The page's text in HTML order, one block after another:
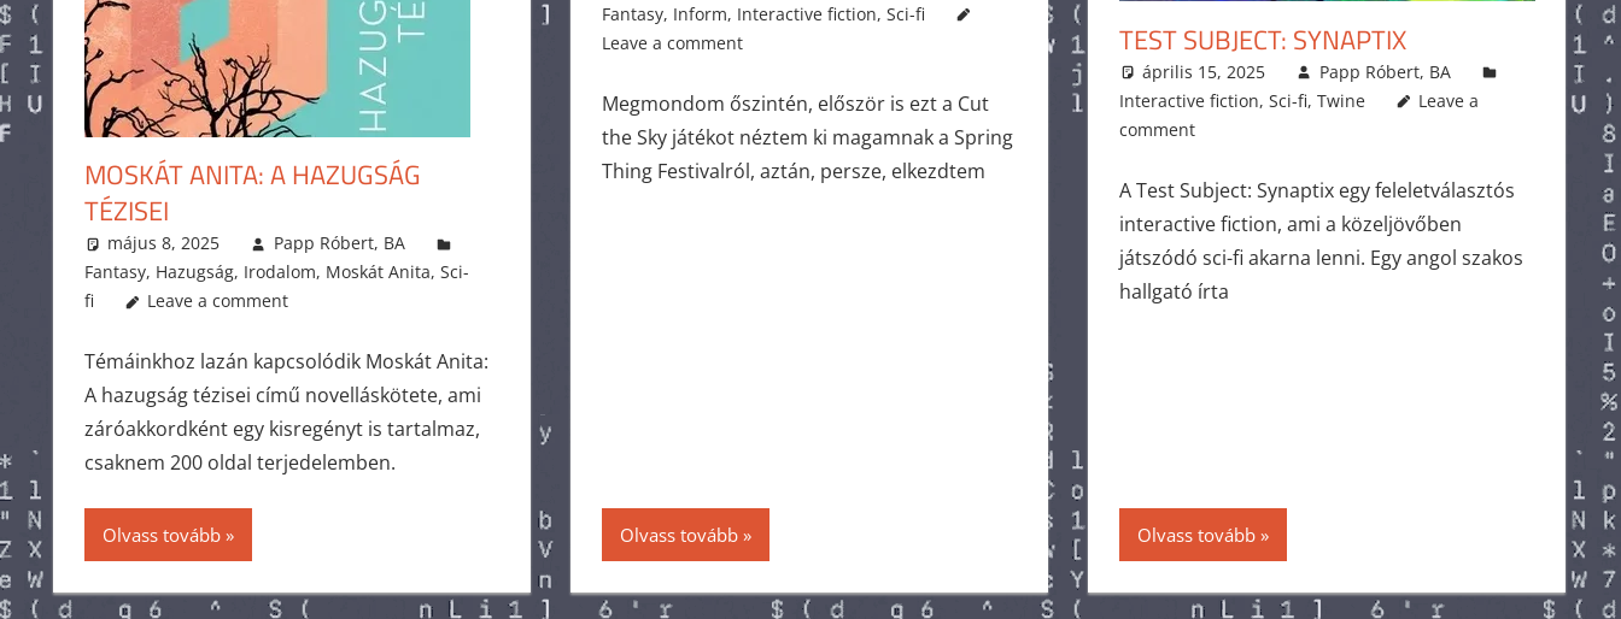
MOSKÁT ANITA: A HAZUGSÁG
TÉZISEI
május 8, 2025
Papp Róbert, BA
Fantasy, Hazugság, Irodalom, Moskát Anita, Sci-
fi
Leave a comment
Témáinkhoz lazán kapcsolódik Moskát Anita:
A hazugság tézisei című novelláskötete, ami
záróakkordként egy kisregényt is tartalmaz,
csaknem 200 oldal terjedelemben.
Olvass tovább
Fantasy, Inform, Interactive fiction, Sci-fi
Leave a comment
Megmondom őszintén, először is ezt a Cut
the Sky játékot néztem ki magamnak a Spring
Thing Festivalról, aztán, persze, elkezdtem
Olvass tovább
TEST SUBJECT: SYNAPTIX
április 15, 2025
Papp Róbert, BA
Interactive fiction, Sci-fi, Twine
Leave a
comment
A Test Subject: Synaptix egy feleletválasztós
interactive fiction, ami a közeljövőben
játszódó sci-fi akarna lenni. Egy angol szakos
hallgató írta
Olvass tovább